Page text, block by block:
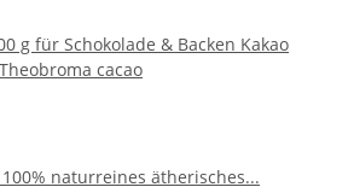
g für Schokolade & Backen Kakao
cacao